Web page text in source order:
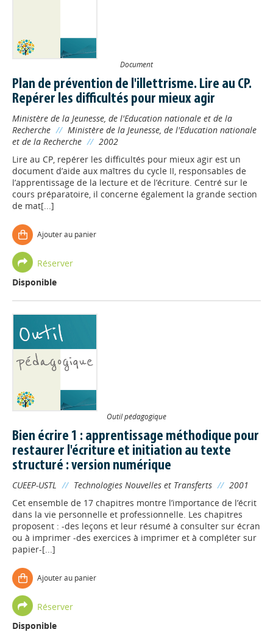
Document
Plan de prévention de l'illettrisme. Lire au CP.
Repérer les difficultés pour mieux agir
Ministère de la Jeunesse, de l'Education nationale et de la
Recherche // Ministère de la Jeunesse, de l'Education nationale
et de la Recherche // 2002
Lire au CP, repérer les difficultés pour mieux agir est un
document d’aide aux maîtres du cycle II, responsables de
l’apprentissage de la lecture et de l’écriture. Centré sur le
cours préparatoire, il concerne également la grande section
de mat[...]
Ajouter au panier
Réserver
Disponible
Outil pédagogique
Bien écrire 1 : apprentissage méthodique pour
restaurer l'écriture et initiation au texte
structuré : version numérique
CUEEP-USTL // Technologies Nouvelles et Transferts // 2001
Cet ensemble de 17 chapitres montre l’importance de l’écrit
dans la vie personnelle et professionnelle. Les chapitres
proposent : -des leçons et leur résumé à consulter sur écran
ou à imprimer -des exercices à imprimer et à compléter sur
papier-[...]
Ajouter au panier
Réserver
Disponible